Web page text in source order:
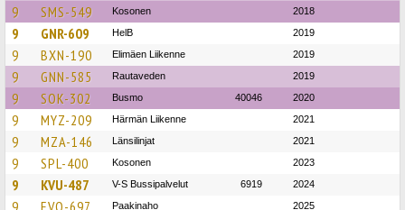
9 SMS-549 Kosonen 2018
9 GNR-609 HelB 2019
9 BXN-190 Elimäen Liikenne 2019
9 GNN-585 Rautaveden 2019
9 SOK-302 Busmo 40046 2020
9 MYZ-209 Härmän Liikenne 2021
9 MZA-146 Länsilinjat 2021
9 SPL-400 Kosonen 2023
9 KVU-487 V-S Bussipalvelut 6919 2024
9 EVO-697 Paakinaho 2025